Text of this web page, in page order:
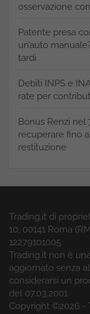
osservazione
Patente presa
un’auto
tardi
Debiti INPS e
rate per
Bonus Renzi nel
recuperare fino
restituzione
Trading.it di
10, 00141 Roma
12279101005
Trading.it non è
aggiornato senza
considerarsi un
del 07.03.2001
Copyright ©2026 -